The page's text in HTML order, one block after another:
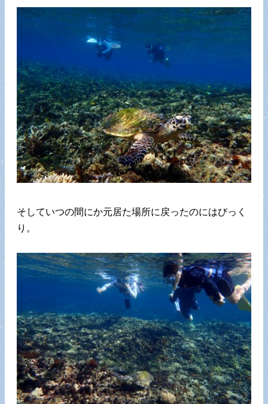
そしていつの間にか元居た場所に戻ったのにはびっく
り。